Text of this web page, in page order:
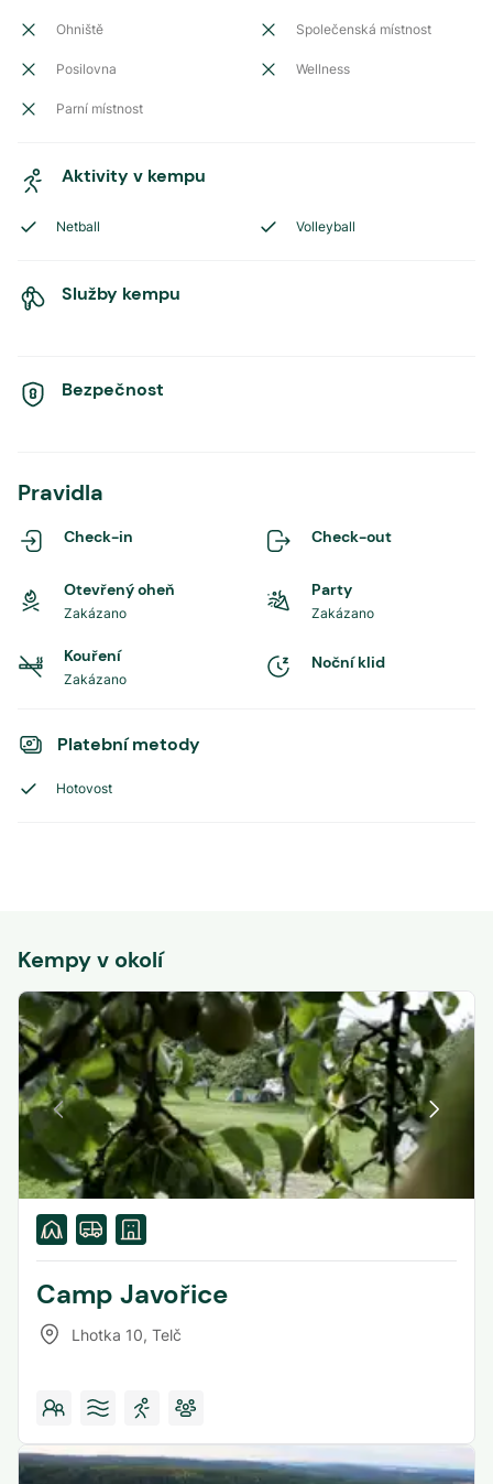
Ohniště Společenská místnost
Posilovna Wellness
Parní místnost
Aktivity v kempu
Netball Volleyball
Služby kempu
Bezpečnost
Pravidla
Check-in Check-out
Otevřený oheň
Zakázano
Party
Zakázano
Kouření
Zakázano
Noční klid
Platební metody
Hotovost
Kempy v okolí
Camp Javořice
Lhotka 10, Telč